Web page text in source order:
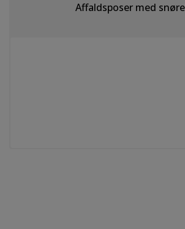
Affaldsposer med